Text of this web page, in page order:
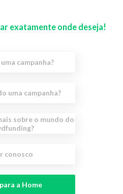
exatamente onde deseja!
campanha?
uma campanha?
sobre o mundo do
conosco
a Home